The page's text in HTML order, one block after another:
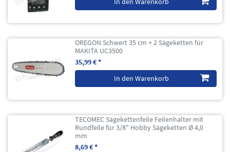
OREGON Schwert 35 cm + 2 Sägeketten für
MAKITA UC3500
35,99 € *
In den Warenkorb
TECOMEC Sägekettenfeile Feilenhalter mit
Rundfeile für 3/8" Hobby Sägeketten Ø 4,0
mm
8,69 € *